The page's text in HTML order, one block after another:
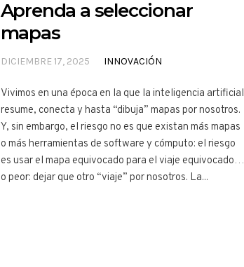
Aprenda a seleccionar
mapas
DICIEMBRE 17, 2025 INNOVACIÓN
Vivimos en una época en la que la inteligencia artificial
resume, conecta y hasta “dibuja” mapas por nosotros.
Y, sin embargo, el riesgo no es que existan más mapas
o más herramientas de software y cómputo: el riesgo
es usar el mapa equivocado para el viaje equivocado…
o peor: dejar que otro “viaje” por nosotros. La...